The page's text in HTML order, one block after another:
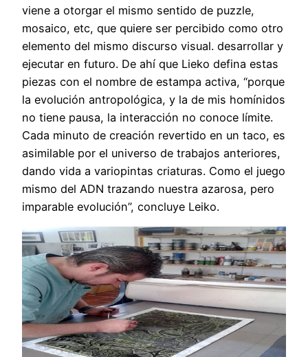
viene a otorgar el mismo sentido de puzzle,
mosaico, etc, que quiere ser percibido como otro
elemento del mismo discurso visual. desarrollar y
ejecutar en futuro. De ahí que Lieko defina estas
piezas con el nombre de estampa activa, “porque
la evolución antropológica, y la de mis homínidos
no tiene pausa, la interacción no conoce límite.
Cada minuto de creación revertido en un taco, es
asimilable por el universo de trabajos anteriores,
dando vida a variopintas criaturas. Como el juego
mismo del ADN trazando nuestra azarosa, pero
imparable evolución”, concluye Leiko.